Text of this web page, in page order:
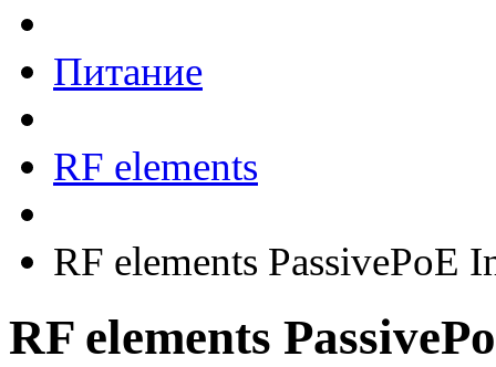
Питание
RF elements
RF elements PassivePoE
RF elements